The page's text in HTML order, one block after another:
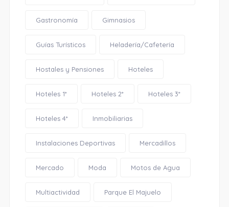
Gastronomía Gimnasios
Guías Turísticos Heladería/Cafetería
Hostales y Pensiones Hoteles
Hoteles 1* Hoteles 2* Hoteles 3*
Hoteles 4* Inmobiliarias
Instalaciones Deportivas Mercadillos
Mercado Moda Motos de Agua
Multiactividad Parque El Majuelo